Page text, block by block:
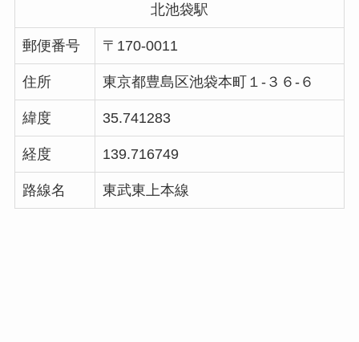
北池袋駅
郵便番号 〒170-0011
住所 東京都豊島区池袋本町１-３６-６
緯度 35.741283
経度 139.716749
路線名 東武東上本線